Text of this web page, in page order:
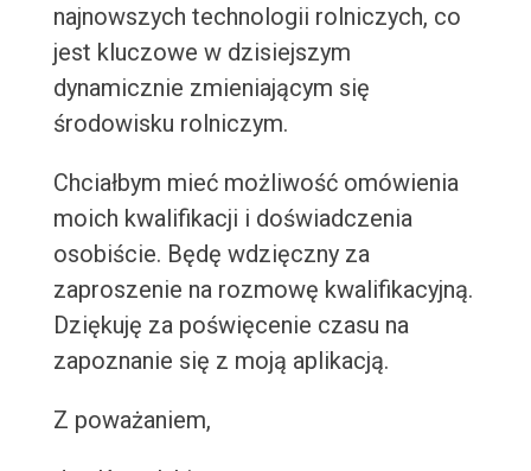
najnowszych technologii rolniczych, co
jest kluczowe w dzisiejszym
dynamicznie zmieniającym się
środowisku rolniczym.
Chciałbym mieć możliwość omówienia
moich kwalifikacji i doświadczenia
osobiście. Będę wdzięczny za
zaproszenie na rozmowę kwalifikacyjną.
Dziękuję za poświęcenie czasu na
zapoznanie się z moją aplikacją.
Z poważaniem,